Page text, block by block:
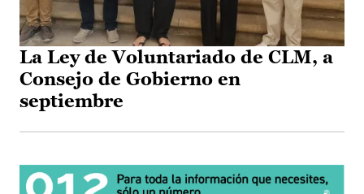
La Ley de Voluntariado de CLM, a
Consejo de Gobierno en
septiembre